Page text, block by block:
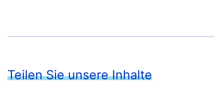
Teilen Sie unsere Inhalte